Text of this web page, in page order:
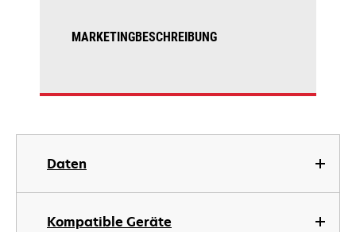
Daten
Kompatible Geräte
MARKETINGBESCHREIBUNG